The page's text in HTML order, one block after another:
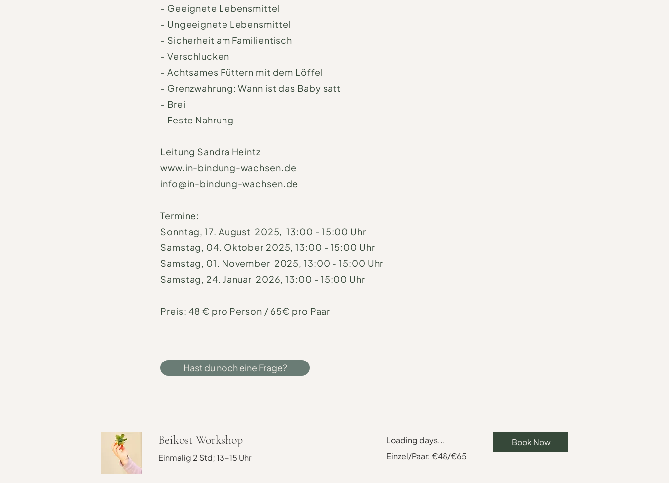
- Geeignete Lebensmittel
- Ungeeignete Lebensmittel
- Sicherheit am Familientisch
- Verschlucken
- Achtsames Füttern mit dem Löffel
- Grenzwahrung: Wann ist das Baby satt
- Brei
- Feste Nahrung
Leitung Sandra Heintz
www.in-bindung-wachsen.de
info@in-bindung-wachsen.de
Termine:
Sonntag, 17. August 2025, 13:00 - 15:00 Uhr
Samstag, 04. Oktober 2025, 13:00 - 15:00 Uhr
Samstag, 01. November 2025, 13:00 - 15:00 Uhr
Samstag, 24. Januar 2026, 13:00 - 15:00 Uhr
Preis: 48 € pro Person / 65€ pro Paar
Hast du noch eine Frage?
Beikost Workshop
Einmalig 2 Std; 13-15 Uhr
Loading days...
€48/€65
Einzel/Paar: €48/€65
Book Now